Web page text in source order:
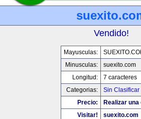
Vendido!
Mayusculas:
Minusculas:
suexito.com
Longitud:
7 caracteres
Categorias:
Sin Clasificar
Precio:
Realizar
Visitar!
suexito.com